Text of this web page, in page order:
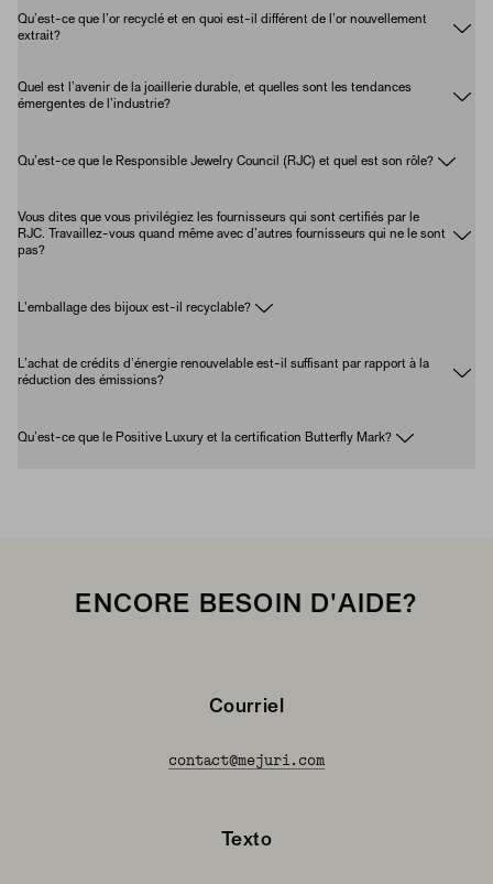
Qu’est-ce que l’or recyclé et en quoi est-il différent de l’or nouvellement
extrait?
Quel est l’avenir de la joaillerie durable, et quelles sont les tendances
émergentes de l’industrie?
Qu’est-ce que le Responsible Jewelry Council (RJC) et quel est son rôle?
Vous dites que vous privilégiez les fournisseurs qui sont certifiés par le
RJC. Travaillez-vous quand même avec d’autres fournisseurs qui ne le sont
pas?
L'emballage des bijoux est-il recyclable?
L’achat de crédits d’énergie renouvelable est-il suffisant par rapport à la
réduction des émissions?
Qu’est-ce que le Positive Luxury et la certification Butterfly Mark?
ENCORE BESOIN D'AIDE?
Courriel
contact@mejuri.com
Texto